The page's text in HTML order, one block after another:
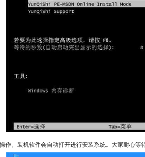
作。装机软件会自动打开进行安装系统。大家耐心等